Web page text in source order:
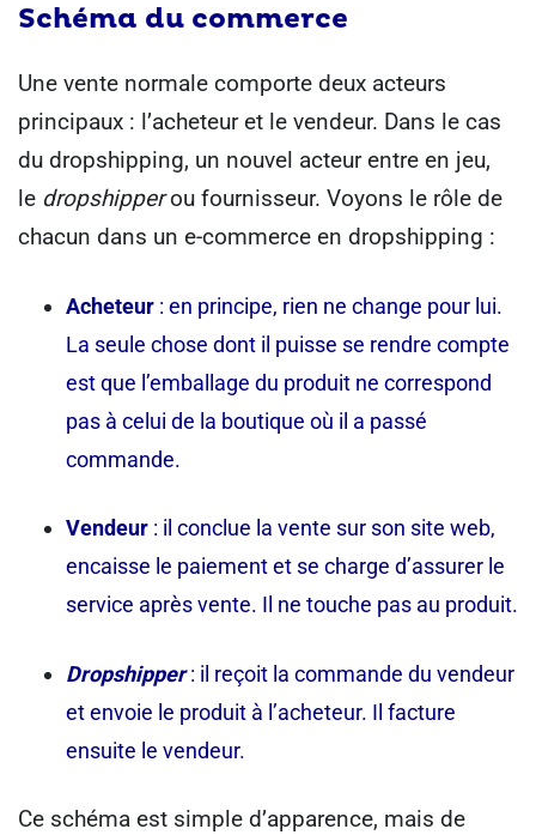
Schéma du commerce
Une vente normale comporte deux acteurs
principaux : l’acheteur et le vendeur. Dans le cas
du dropshipping, un nouvel acteur entre en jeu,
le dropshipperou fournisseur. Voyons le rôle de
chacun dans un e-commerce en dropshipping :
Acheteur : en principe, rien ne change pour lui.
La seule chose dont il puisse se rendre compte
est que l’emballage du produit ne correspond
pas à celui de la boutique où il a passé
commande.
Vendeur : il conclue la vente sur son site web,
encaisse le paiement et se charge d’assurer le
service après vente. Il ne touche pas au produit.
Dropshipper: il reçoit la commande du vendeur
et envoie le produit à l’acheteur. Il facture
ensuite le vendeur.
Ce schéma est simple d’apparence, mais de